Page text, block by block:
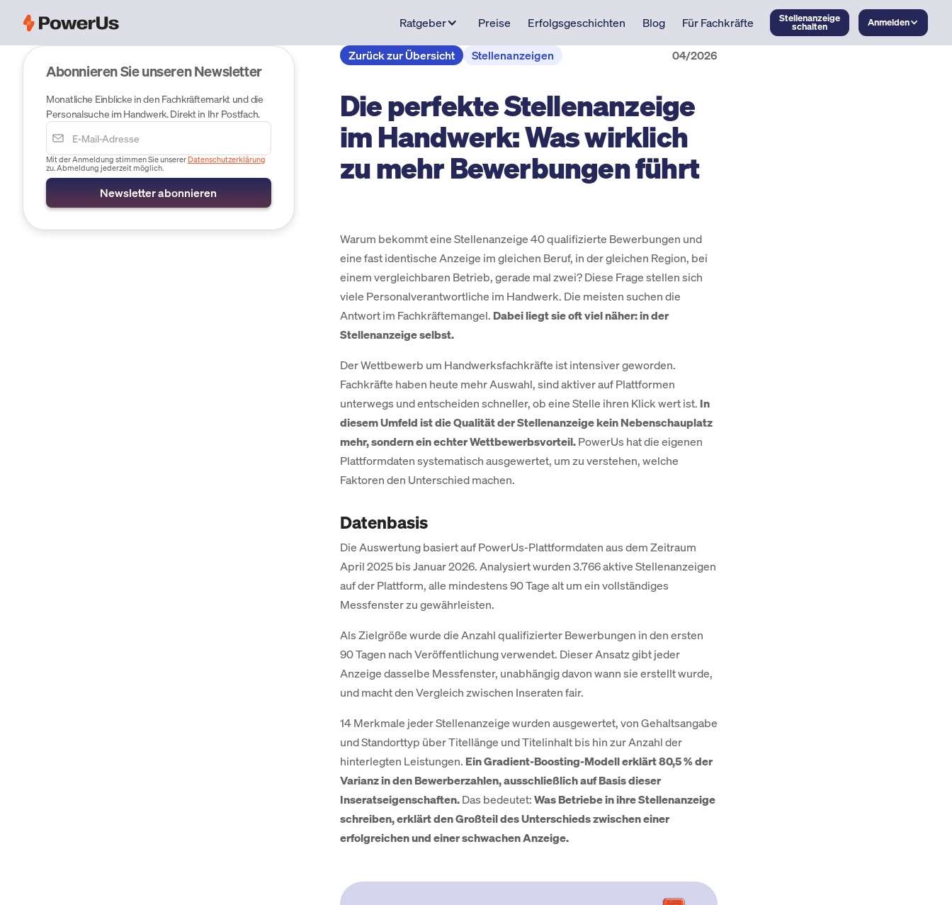
Ratgeber Preise Erfolgsgeschichten Blog Für Fachkräfte Stellenanzeige
schalten Anmelden
Abonnieren Sie unseren Newsletter
Monatliche Einblicke in den Fachkräftemarkt und die
Personalsuche im Handwerk. Direkt in Ihr Postfach.
Mit der Anmeldung stimmen Sie unsererDatenschutzerklärung
zu. Abmeldung jederzeit möglich.
Zurück zur Übersicht Stellenanzeigen 04/2026
Die perfekte Stellenanzeige
im Handwerk: Was wirklich
zu mehr Bewerbungen führt
Warum bekommt eine Stellenanzeige 40 qualifizierte Bewerbungen und
eine fast identische Anzeige im gleichen Beruf, in der gleichen Region, bei
einem vergleichbaren Betrieb, gerade mal zwei? Diese Frage stellen sich
viele Personalverantwortliche im Handwerk. Die meisten suchen die
Antwort im Fachkräftemangel. Dabei liegt sie oft viel näher: in der
Stellenanzeige selbst.
Der Wettbewerb um Handwerksfachkräfte ist intensiver geworden.
Fachkräfte haben heute mehr Auswahl, sind aktiver auf Plattformen
unterwegs und entscheiden schneller, ob eine Stelle ihren Klick wert ist. In
diesem Umfeld ist die Qualität der Stellenanzeige kein Nebenschauplatz
mehr, sondern ein echter Wettbewerbsvorteil.PowerUs hat die eigenen
Plattformdaten systematisch ausgewertet, um zu verstehen, welche
Faktoren den Unterschied machen.
Datenbasis
Die Auswertung basiert auf PowerUs-Plattformdaten aus dem Zeitraum
April 2025 bis Januar 2026. Analysiert wurden 3.766 aktive Stellenanzeigen
auf der Plattform, alle mindestens 90 Tage alt um ein vollständiges
Messfenster zu gewährleisten.
Als Zielgröße wurde die Anzahl qualifizierter Bewerbungen in den ersten
90 Tagen nach Veröffentlichung verwendet. Dieser Ansatz gibt jeder
Anzeige dasselbe Messfenster, unabhängig davon wann sie erstellt wurde,
und macht den Vergleich zwischen Inseraten fair.
14 Merkmale jeder Stellenanzeige wurden ausgewertet, von Gehaltsangabe
und Standorttyp über Titellänge und Titelinhalt bis hin zur Anzahl der
hinterlegten Leistungen. Ein Gradient-Boosting-Modell erklärt 80,5 % der
Varianz in den Bewerberzahlen, ausschließlich auf Basis dieser
Inseratseigenschaften.Das bedeutet:Was Betriebe in ihre Stellenanzeige
schreiben, erklärt den Großteil des Unterschieds zwischen einer
erfolgreichen und einer schwachen Anzeige.